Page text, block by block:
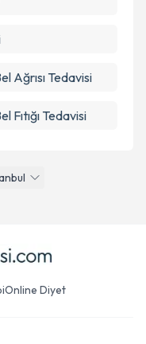
Ağrısı Tedavisi
Fıtığı Tedavisi
Online Diyet